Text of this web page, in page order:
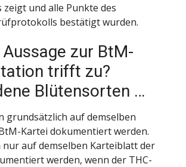
und alle Punkte des
bestätigt wurden.
zur BtM-
trifft zu?
Blütensorten …
auf demselben
Kartei dokumentiert werden.
auf demselben Karteiblatt der
werden, wenn der THC-